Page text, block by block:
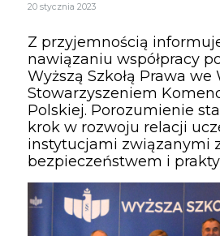
20 stycznia 2023
Z przyjemnością
nawiązaniu współpracy
Wyższą Szkołą Prawa we
Stowarzyszeniem
Polskiej. Porozumienie
krok w rozwoju relacji
instytucjami związanymi
bezpieczeństwem i